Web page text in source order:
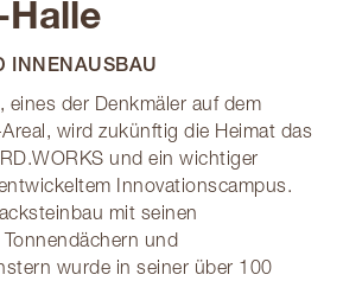
INNENAUSBAU
eines der Denkmäler auf dem
wird zukünftig die Heimat das
und ein wichtiger
Innovationscampus.
mit seinen
und
wurde in seiner über 100